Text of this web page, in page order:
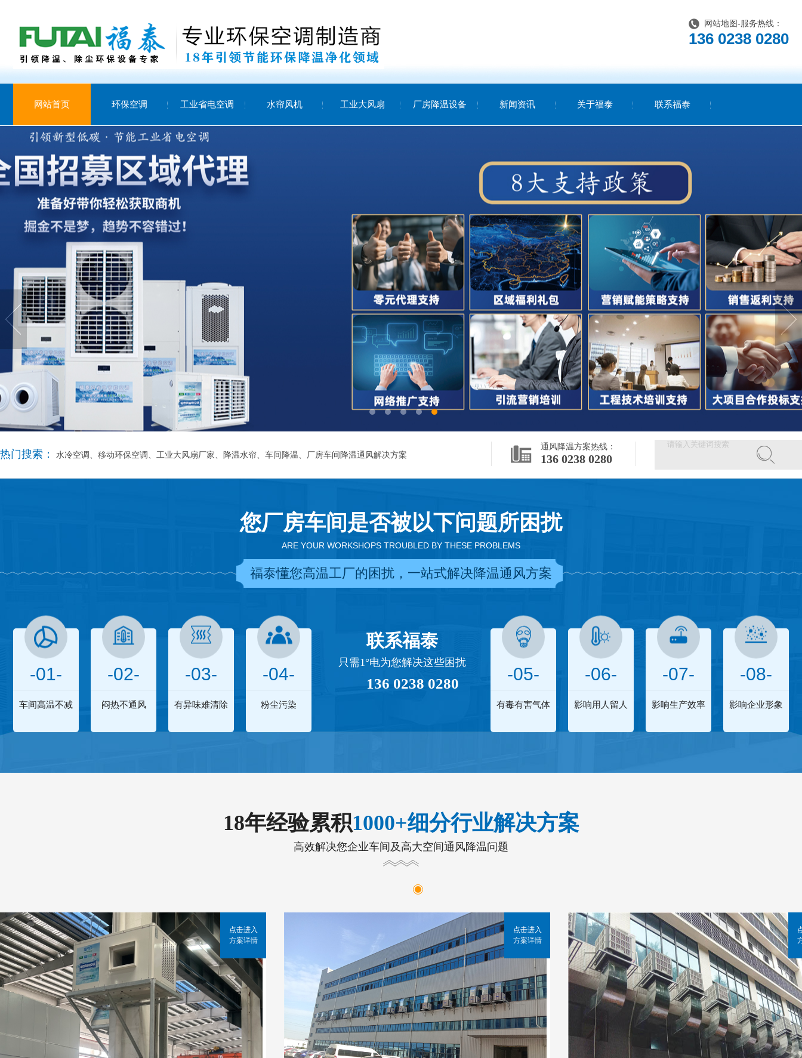
网站地图 -服务热线：
136 0238 0280
网站首页 环保空调 工业省电空调 水帘风机 工业大风扇 厂房降温设备 新闻资讯 关于福泰 联系福泰
热门搜索： 水冷空调、移动环保空调、工业大风扇厂家、降温水帘、车间降温、厂房车间降温通风解决方案
通风降温方案热线：
136 0238 0280
您厂房车间是否被以下问题所困扰
ARE YOUR WORKSHOPS TROUBLED BY THESE PROBLEMS
福泰懂您高温工厂的困扰，一站式解决降温通风方案
-01-
车间高温不减
-02-
闷热不通风
-03-
有异味难清除
-04-
粉尘污染
联系福泰
只需1°电为您解决这些困扰
136 0238 0280 -05-
有毒有害气体
-06-
影响用人留人
-07-
影响生产效率
-08-
影响企业形象
18年经验累积1000+细分行业解决方案
高效解决您企业车间及高大空间通风降温问题
点击进入
方案详情
点击进入
方案详情